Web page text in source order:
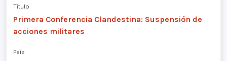
Título
Primera Conferencia Clandestina: Suspensión de
acciones militares
País